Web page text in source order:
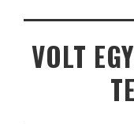
VOLT